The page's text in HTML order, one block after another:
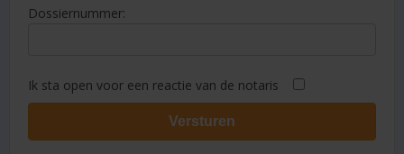
Dossiernummer:
Ik sta open voor een reactie van de notaris
Versturen